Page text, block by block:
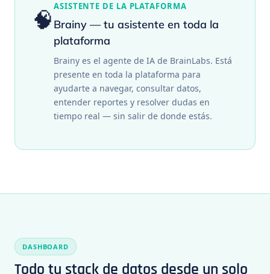
🧠 ASISTENTE DE LA PLATAFORMA
Brainy — tu asistente en toda la
plataforma
Brainy es el agente de IA de BrainLabs. Está
presente en toda la plataforma para
ayudarte a navegar, consultar datos,
entender reportes y resolver dudas en
tiempo real — sin salir de donde estás.
DASHBOARD
Todo tu stack de datos desde un solo